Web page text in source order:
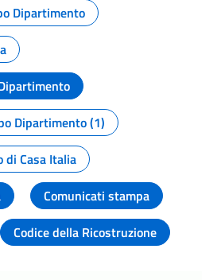
Dipartimento
Dipartimento (1)
di Casa Italia
Comunicati stampa
Codice della Ricostruzione